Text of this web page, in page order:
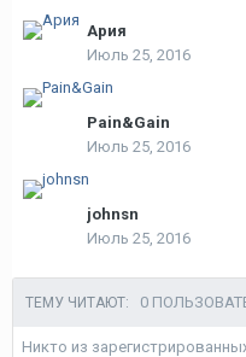
Ария
Июль 25, 2016
Pain&Gain
Июль 25, 2016
johnsn
Июль 25, 2016
ТЕМУ ЧИТАЮТ: 0
Никто из